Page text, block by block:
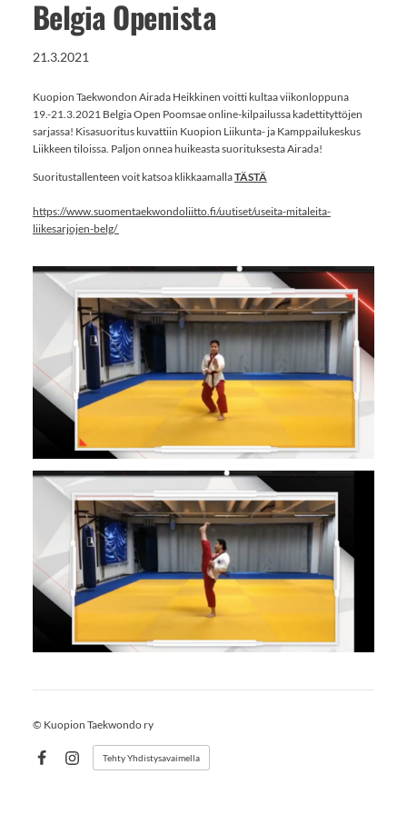
Belgia Openista
21.3.2021
Kuopion Taekwondon Airada Heikkinen voitti kultaa viikonloppuna
19.-21.3.2021 Belgia Open Poomsae online-kilpailussa kadettityttöjen
sarjassa! Kisasuoritus kuvattiin Kuopion Liikunta- ja Kamppailukeskus
Liikkeen tiloissa. Paljon onnea huikeasta suorituksesta Airada!
Suoritustallenteen voit katsoa klikkaamallaTÄSTÄ
https://www.suomentaekwondoliitto.fi/uutiset/useita-mitaleita-
liikesarjojen-belg/
© Kuopion Taekwondo ry
Instagram
Tehty Yhdistysavaimella